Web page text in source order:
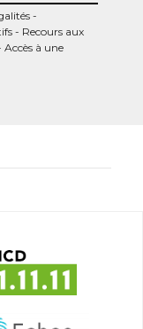
Recours aux
Accès à une